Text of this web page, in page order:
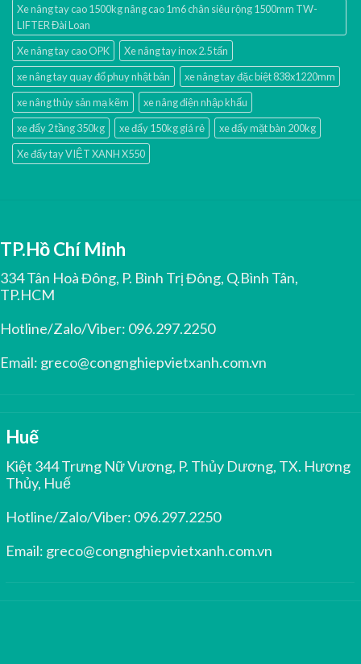
Xe nâng tay cao 1500kg nâng cao 1m6 chân siêu rộng 1500mm TW-
LIFTER Đài Loan
Xe nâng tay cao OPK
Xe nâng tay inox 2.5 tấn
xe nâng tay quay đổ phuy nhật bản
xe nâng tay đặc biệt 838x1220mm
xe nâng thủy sản mạ kẽm
xe nâng điện nhập khấu
xe đẩy 2 tầng 350kg
xe đẩy 150kg giá rẻ
xe đẩy mặt bàn 200kg
Xe đẩy tay VIỆT XANH X550
TP.Hồ Chí Minh
334 Tân Hoà Đông, P. Bình Trị Đông, Q.Bình Tân,
TP.HCM
Hotline/Zalo/Viber: 096.297.2250
Email: greco@congnghiepvietxanh.com.vn
Huế
Kiệt 344 Trưng Nữ Vương, P. Thủy Dương, TX. Hương
Thủy, Huế
Hotline/Zalo/Viber: 096.297.2250
Email: greco@congnghiepvietxanh.com.vn